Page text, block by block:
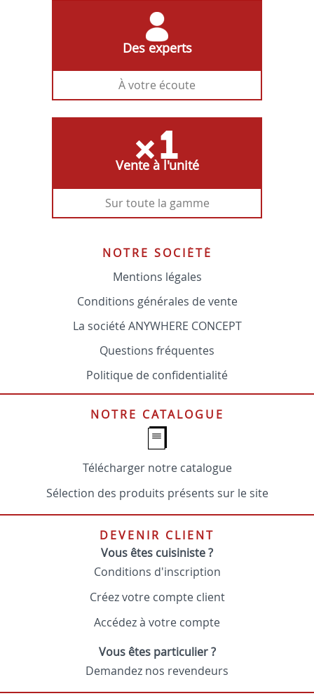
Des experts
À votre écoute
Vente à l'unité
Sur toute la gamme
NOTRE SOCIÉTÉ
Mentions légales
Conditions générales de vente
La société ANYWHERE CONCEPT
Questions fréquentes
Politique de confidentialité
NOTRE CATALOGUE
Télécharger notre catalogue
Sélection des produits présents sur le site
DEVENIR CLIENT
Vous êtes cuisiniste ?
Conditions d'inscription
Créez votre compte client
Accédez à votre compte
Vous êtes particulier ?
Demandez nos revendeurs